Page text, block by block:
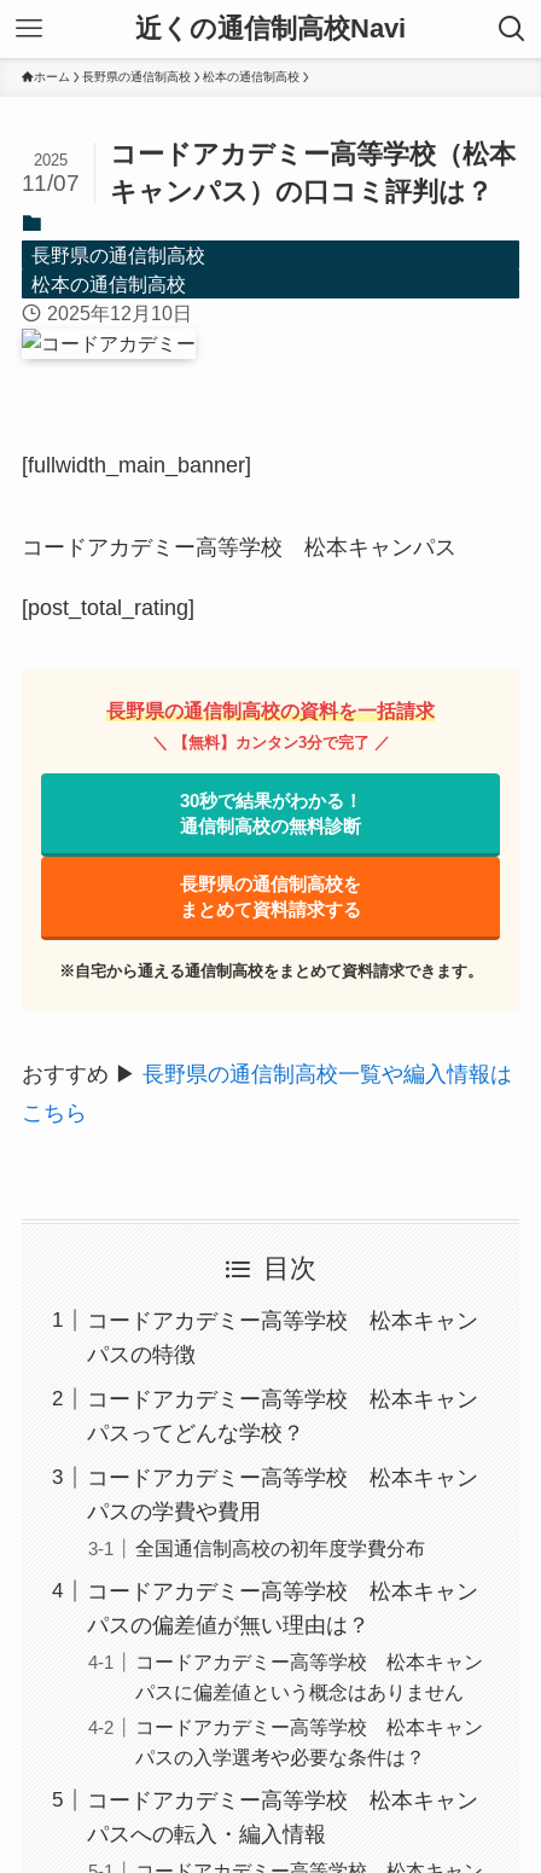
近くの通信制高校Navi
ホーム 長野県の通信制高校 松本の通信制高校
コードアカデミー高等学校（松本
キャンパス）の口コミ評判は？
2025
11/07
長野県の通信制高校
松本の通信制高校
2025年12月10日
[fullwidth_main_banner]
コードアカデミー高等学校 松本キャンパス
[post_total_rating]
長野県の通信制高校の資料を一括請求
＼ 【無料】カンタン3分で完了 ／
30秒で結果がわかる！
通信制高校の無料診断
長野県の通信制高校を
まとめて資料請求する
※自宅から通える通信制高校をまとめて資料請求できます。
おすすめ ▶ 長野県の通信制高校一覧や編入情報は
こちら
目次
コードアカデミー高等学校 松本キャン
パスの特徴
コードアカデミー高等学校 松本キャン
パスってどんな学校？
コードアカデミー高等学校 松本キャン
パスの学費や費用
全国通信制高校の初年度学費分布
コードアカデミー高等学校 松本キャン
パスの偏差値が無い理由は？
コードアカデミー高等学校 松本キャン
パスに偏差値という概念はありません
コードアカデミー高等学校 松本キャン
パスの入学選考や必要な条件は？
コードアカデミー高等学校 松本キャン
パスへの転入・編入情報